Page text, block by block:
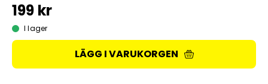
199 kr
I lager
LÄGG I VARUKORGEN